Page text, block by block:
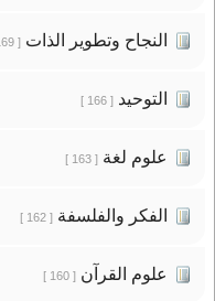
النجاح وتطوير الذات[ 169 ]
التوحيد[ 166 ]
علوم لغة[ 163 ]
الفكر والفلسفة[ 162 ]
علوم القرآن[ 160 ]